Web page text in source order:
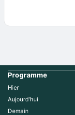
Programme
Hier
Aujourd'hui
Demain